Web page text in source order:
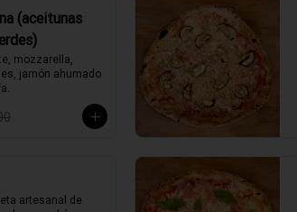
(aceitunas
mozzarella,
jamón ahumado
artesanal de